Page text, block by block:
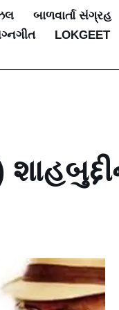
બાળવાર્તા સંગ્રહ
LOKGEET